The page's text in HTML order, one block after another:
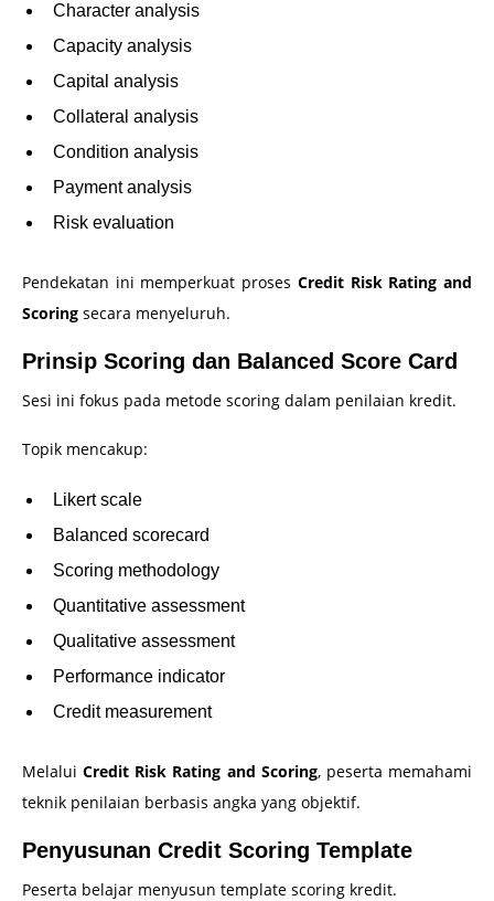
Character analysis
Capacity analysis
Capital analysis
Collateral analysis
Condition analysis
Payment analysis
Risk evaluation
Pendekatan ini memperkuat proses Credit Risk Rating and
Scoring secara menyeluruh.
Prinsip Scoring dan Balanced Score Card
Sesi ini fokus pada metode scoring dalam penilaian kredit.
Topik mencakup:
Likert scale
Balanced scorecard
Scoring methodology
Quantitative assessment
Qualitative assessment
Performance indicator
Credit measurement
MelaluiCredit Risk Rating and Scoring, peserta memahami
teknik penilaian berbasis angka yang objektif.
Penyusunan Credit Scoring Template
Peserta belajar menyusun template scoring kredit.